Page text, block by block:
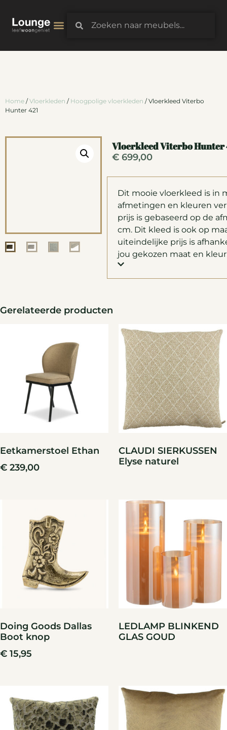
Home /Vloerkleden / Hoogpolige vloerkleden / Vloerkleed Viterbo
Hunter 421
Vloerkleed Viterbo Hunter
€699,00
Dit mooie vloerkleed is in
afmetingen en kleuren
prijs is gebaseerd op de
cm. Dit kleed is ook op
uiteindelijke prijs is
jou gekozen maat en
Gerelateerde producten
Eetkamerstoel Ethan
€ 239,00
CLAUDI SIERKUSSEN
Elyse naturel
Doing Goods Dallas
Boot knop
€ 15,95
LEDLAMP BLINKEND
GLAS GOUD